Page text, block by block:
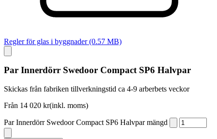
Regler för glas i byggnader (0.57 MB)
Par Innerdörr Swedoor Compact SP6 Halvpar
Skickas från fabriken tillverkningstid ca 4-9 arberbets veckor
Från 14 020 kr(inkl. moms)
Par Innerdörr Swedoor Compact SP6 Halvpar mängd